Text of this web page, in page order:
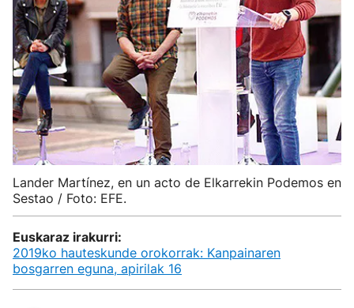
Lander Martínez, en un acto de Elkarrekin Podemos en
Sestao / Foto: EFE.
Euskaraz irakurri:
2019ko hauteskunde orokorrak: Kanpainaren
bosgarren eguna, apirilak 16